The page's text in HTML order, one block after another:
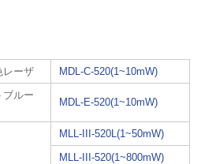
レーザ
MDL-C-520(1~10mW)
ブルー
MDL-E-520(1~10mW)
MLL-III-520L(1~50mW)
MLL-III-520(1~800mW)